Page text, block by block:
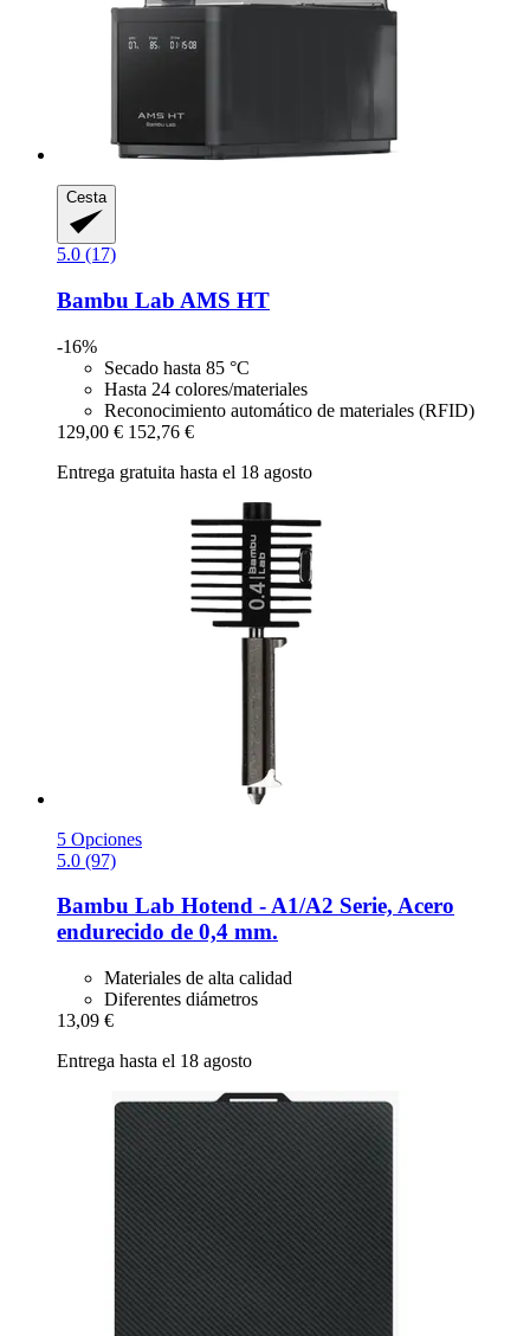
Cesta
5.0 (17)
Bambu Lab AMS HT
-16%
Secado hasta 85 °C
Hasta 24 colores/materiales
Reconocimiento automático de materiales (RFID)
129,00 € 152,76 €
Entrega gratuita hasta el 18 agosto
5 Opciones
5.0 (97)
Bambu Lab Hotend -​ A1/A2 Serie, Acero
endurecido de 0,4 mm.
Materiales de alta calidad
Diferentes diámetros
13,09 €
Entrega hasta el 18 agosto